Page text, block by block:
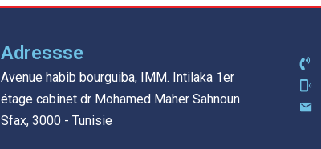
Adressse
Avenue habib bourguiba, IMM. Intilaka 1er
étage cabinet dr Mohamed Maher Sahnoun
Sfax, 3000 - Tunisie